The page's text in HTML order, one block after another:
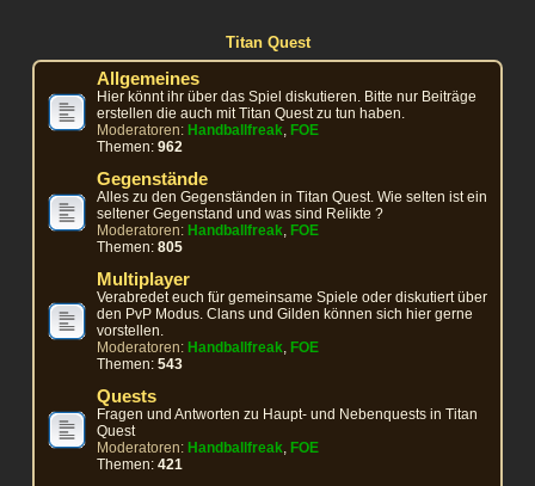
Titan Quest
Allgemeines
Hier könnt ihr über das Spiel diskutieren. Bitte nur Beiträge
erstellen die auch mit Titan Quest zu tun haben.
Moderatoren: Handballfreak, FOE
Themen:962
Gegenstände
Alles zu den Gegenständen in Titan Quest. Wie selten ist ein
seltener Gegenstand und was sind Relikte ?
Moderatoren: Handballfreak, FOE
Themen:805
Multiplayer
Verabredet euch für gemeinsame Spiele oder diskutiert über
den PvP Modus. Clans und Gilden können sich hier gerne
vorstellen.
Moderatoren: Handballfreak, FOE
Themen:543
Quests
Fragen und Antworten zu Haupt- und Nebenquests in Titan
Quest
Moderatoren: Handballfreak, FOE
Themen:421